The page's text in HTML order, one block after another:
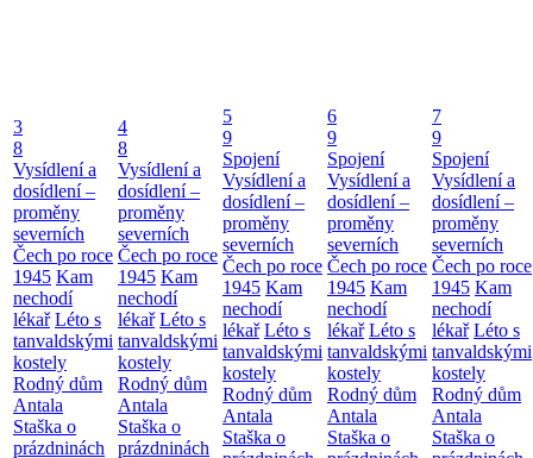
3
8
Vysídlení a
dosídlení –
proměny
severních
Čech po roce
1945 Kam
nechodí
lékař Léto s
tanvaldskými
kostely
Rodný dům
Antala
Staška o
prázdninách
4
8
Vysídlení a
dosídlení –
proměny
severních
Čech po roce
1945 Kam
nechodí
lékař Léto s
tanvaldskými
kostely
Rodný dům
Antala
Staška o
prázdninách
5
9
Spojení
Vysídlení a
dosídlení –
proměny
severních
Čech po roce
1945 Kam
nechodí
lékař Léto s
tanvaldskými
kostely
Rodný dům
Antala
Staška o
6
9
Spojení
Vysídlení a
dosídlení –
proměny
severních
Čech po roce
1945 Kam
nechodí
lékař Léto s
tanvaldskými
kostely
Rodný dům
Antala
Staška o
7
9
Spojení
Vysídlení a
dosídlení –
proměny
severních
Čech po roce
1945 Kam
nechodí
lékař Léto s
tanvaldskými
kostely
Rodný dům
Antala
Staška o